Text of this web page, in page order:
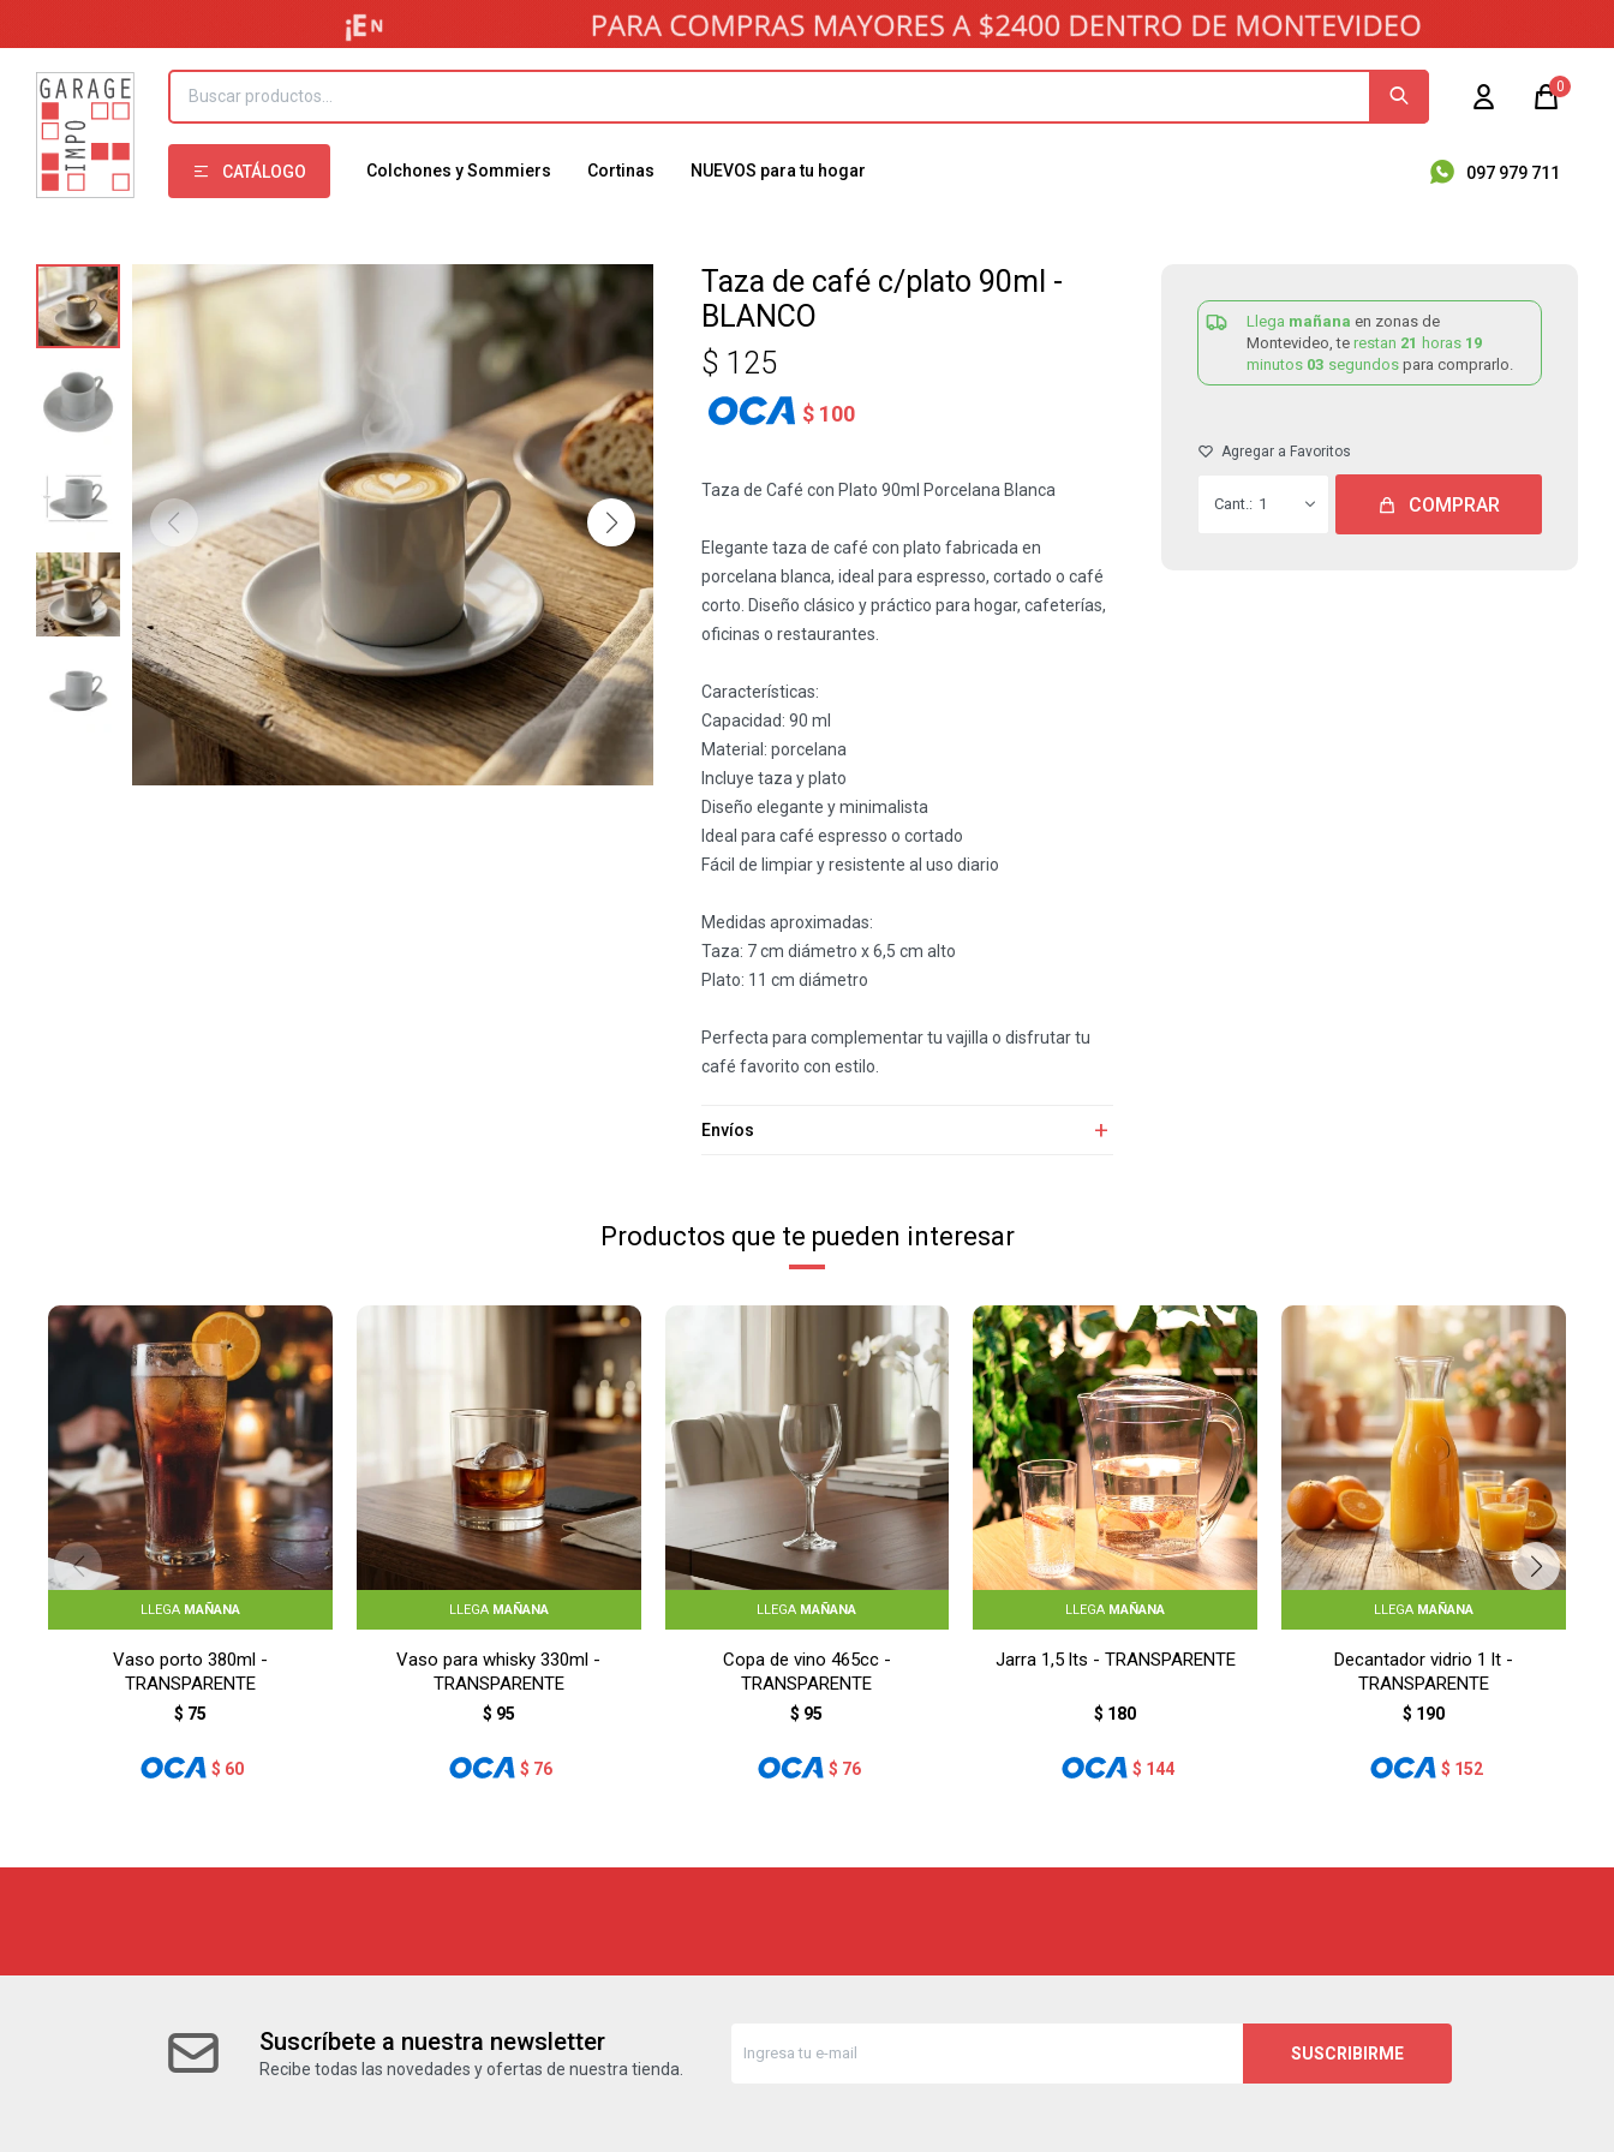
CATÁLOGO Colchones y Sommiers Cortinas NUEVOS para tu hogar 097 979 711
0
Taza de café c/plato 90ml -
BLANCO
$ 125
$ 100
Taza de Café con Plato 90ml Porcelana Blanca
Elegante taza de café con plato fabricada en
porcelana blanca, ideal para espresso, cortado o café
corto. Diseño clásico y práctico para hogar, cafeterías,
oficinas o restaurantes.
Características:
Capacidad: 90 ml
Material: porcelana
Incluye taza y plato
Diseño elegante y minimalista
Ideal para café espresso o cortado
Fácil de limpiar y resistente al uso diario
Medidas aproximadas:
Taza: 7 cm diámetro x 6,5 cm alto
Plato: 11 cm diámetro
Perfecta para complementar tu vajilla o disfrutar tu
café favorito con estilo.
Envíos
Llega mañana en zonas de
Montevideo, te restan 21 horas 19
minutos 03 segundos para comprarlo.
1 COMPRAR
Productos que te pueden interesar
LLEGA MAÑANA
Vaso porto 380ml -
TRANSPARENTE
$ 75
$ 60
LLEGA MAÑANA
Vaso para whisky 330ml -
TRANSPARENTE
$ 95
$ 76
LLEGA MAÑANA
Copa de vino 465cc -
TRANSPARENTE
$ 95
$ 76
LLEGA MAÑANA
Jarra 1,5 lts - TRANSPARENTE
$ 180
$ 144
LLEGA MAÑANA
Decantador vidrio 1 lt -
TRANSPARENTE
$ 190
$ 152
Suscríbete a nuestra newsletter
Recibe todas las novedades y ofertas de nuestra tienda.
SUSCRIBIRME